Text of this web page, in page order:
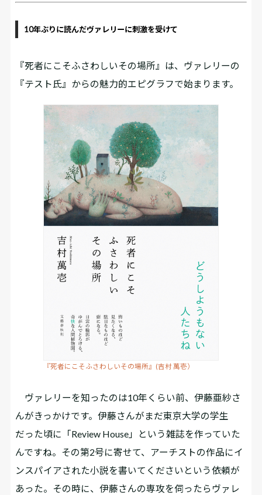
10年ぶりに読んだヴァレリーに刺激を受けて
――『死者にこそふさわしいその場所』は、ヴァレリーの
『テスト氏』からの魅力的エピグラフで始まります。
『死者にこそふさわしいその場所』(吉村 萬壱）
ヴァレリーを知ったのは10年くらい前、伊藤亜紗さ
んがきっかけです。伊藤さんがまだ東京大学の学生
だった頃に「Review House」という雑誌を作っていた
んですね。その第2号に寄せて、アーチストの作品にイ
ンスパイアされた小説を書いてくださいという依頼が
あった。その時に、伊藤さんの専攻を伺ったらヴァレ